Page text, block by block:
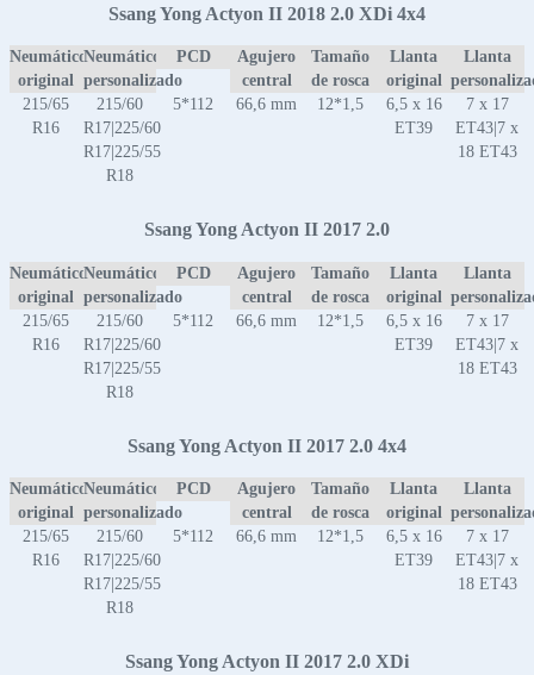
Ssang Yong Actyon II 2018 2.0 XDi 4x4
Neumático
original
Neumático
personalizado
PCD
Agujero
central
Tamaño
de rosca
Llanta
original
Llanta
215/65
R16
215/60
R17|225/60
R17|225/55
R18
5*112 66,6 mm 12*1,5
6,5 x 16
ET39
7 x 17
ET43|7 x
18 ET43
Ssang Yong Actyon II 2017 2.0
Neumático
original
Neumático
personalizado
PCD
Agujero
central
Tamaño
de rosca
Llanta
original
Llanta
215/65
R16
215/60
R17|225/60
R17|225/55
R18
5*112 66,6 mm 12*1,5
6,5 x 16
ET39
7 x 17
ET43|7 x
18 ET43
Ssang Yong Actyon II 2017 2.0 4x4
Neumático
original
Neumático
personalizado
PCD
Agujero
central
Tamaño
de rosca
Llanta
original
Llanta
215/65
R16
215/60
R17|225/60
R17|225/55
R18
5*112 66,6 mm 12*1,5
6,5 x 16
ET39
7 x 17
ET43|7 x
18 ET43
Ssang Yong Actyon II 2017 2.0 XDi